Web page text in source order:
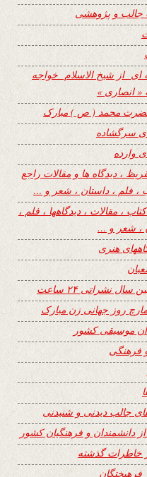
جالب و پژوهشی
ای از شیخ الاسلام خواجه
« انصاری »
حضرت محمد ( ص ) مبارک
سرگشاده
وارده
، دیدگاه ها و مقالات راجع
، فلم ، داستان ، شعر و …
، مقالات ، دیدگاهها ، فلم ،
، شعر و …
هنری
سال نشراتی ۲۴ ساعت
روز جهانی زن مبارک
موسیقی کشور
فرهنگی
جالب دیدنی و شنیدنی
از دانشمندان و فرهنگیان کشور
خاطرات گذشته
فرهیختگان